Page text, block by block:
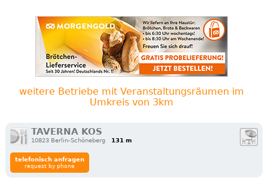
weitere Betriebe mit Veranstaltungsräumen im
Umkreis von 3km
TAVERNA KOS
10823 Berlin-Schöneberg 131 m
telefonisch anfragen
request by phone